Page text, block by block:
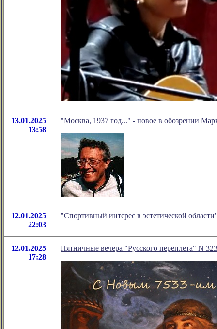
13.01.2025
13:58
"Москва, 1937 год..." - новое в обозрении
12.01.2025
22:03
"Спортивный интерес в эстетической
12.01.2025
17:28
Пятничные вечера "Русского переплета" N